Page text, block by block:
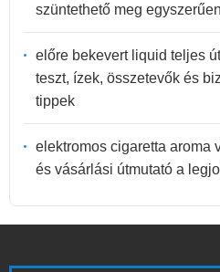
szüntethető meg egyszerűen
előre bekevert liquid teljes
teszt, ízek, összetevők és
tippek
elektromos cigaretta aroma
és vásárlási útmutató a